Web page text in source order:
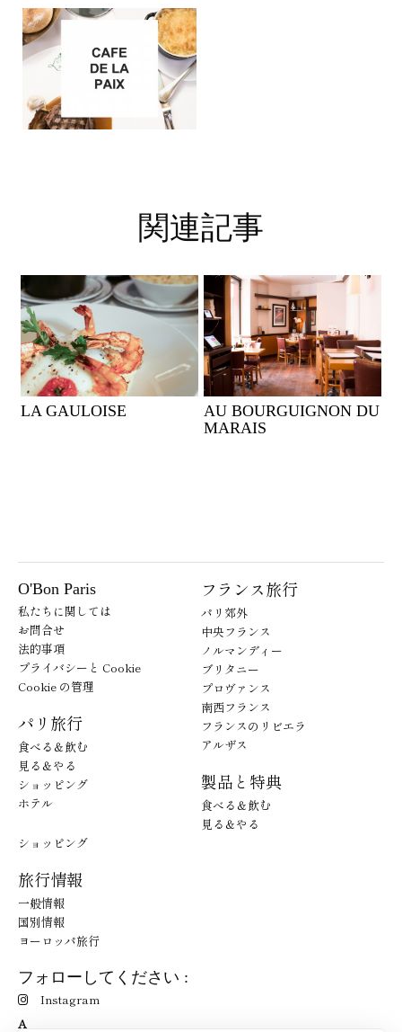
関連記事
LA GAULOISE
AU BOURGUIGNON DU
MARAIS
O'Bon Paris
私たちに関しては
お問合せ
法的事項
プライバシーと Cookie
Cookie の管理
パリ旅行
食べる＆飲む
見る＆やる
ショッピング
ホテル
フランス旅行
パリ郊外
中央フランス
ノルマンディー
ブリタニー
プロヴァンス
南西フランス
フランスのリビエラ
アルザス
製品と特典
食べる＆飲む
見る＆やる
ショッピング
旅行情報
一般情報
国別情報
ヨーロッパ旅行
フォローしてください :
Instagram
A